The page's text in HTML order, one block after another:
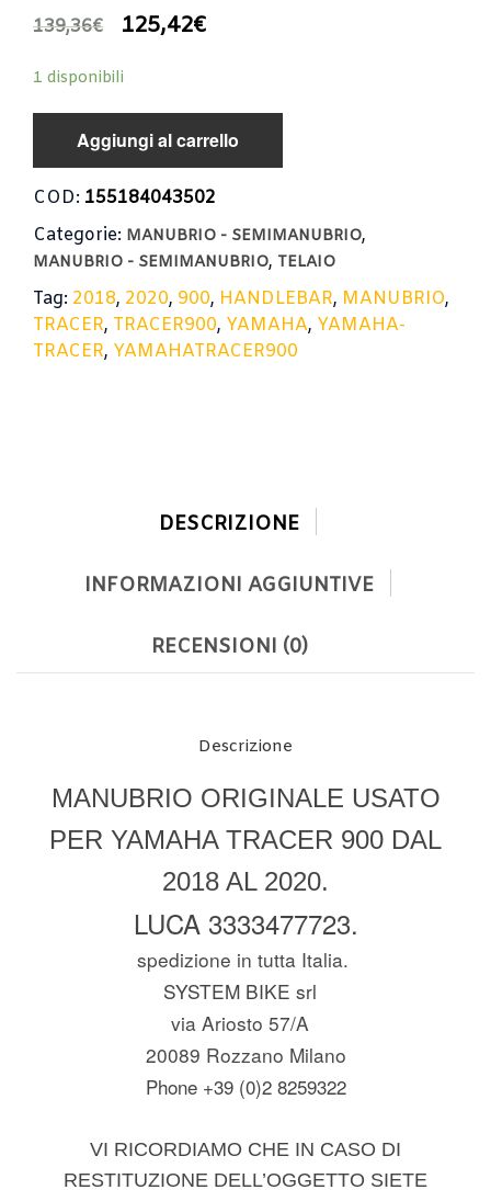
139,36€ 125,42€
1 disponibili
Aggiungi al carrello
COD: 155184043502
Categorie: MANUBRIO - SEMIMANUBRIO,
MANUBRIO - SEMIMANUBRIO, TELAIO
Tag: 2018, 2020, 900, HANDLEBAR, MANUBRIO,
TRACER, TRACER900, YAMAHA, YAMAHA-
TRACER, YAMAHATRACER900
DESCRIZIONE
INFORMAZIONI AGGIUNTIVE
RECENSIONI (0)
Descrizione
MANUBRIO ORIGINALE USATO
PER YAMAHA TRACER 900 DAL
2018 AL 2020.
LUCA 3333477723.
spedizione in tutta Italia.
SYSTEM BIKE srl
via Ariosto 57/A
20089 Rozzano Milano
Phone +39 (0)2 8259322
VI RICORDIAMO CHE IN CASO DI
RESTITUZIONE DELL’OGGETTO SIETE